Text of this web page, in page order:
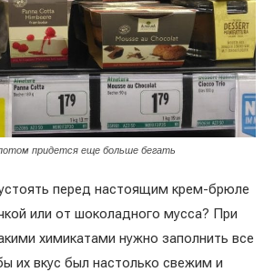
придется еще больше бегать
перед настоящим крем-брюле
или от шоколадного мусса? При
химикатами нужно заполнить все
их вкус был настолько свежим и